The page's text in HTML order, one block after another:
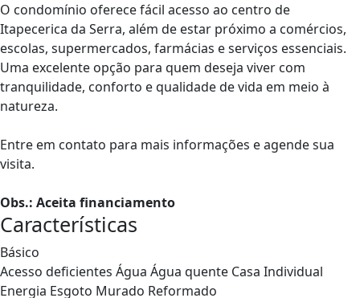
O condomínio oferece fácil acesso ao centro de
Itapecerica da Serra, além de estar próximo a comércios,
escolas, supermercados, farmácias e serviços essenciais.
Uma excelente opção para quem deseja viver com
tranquilidade, conforto e qualidade de vida em meio à
natureza.
Entre em contato para mais informações e agende sua
visita.
Obs.: Aceita financiamento
Características
Básico
Acesso deficientes Água Água quente Casa Individual
Energia Esgoto Murado Reformado